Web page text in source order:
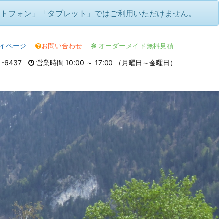
ォン」「タブレット」ではご利用いただけません。
オーダーメイド無料見積
お問い合わせ
ページ
6437
営業時間 10:00 ～ 17:00 （月曜日～金曜日）